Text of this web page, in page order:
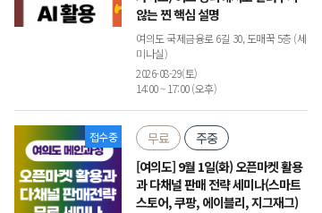
않는 찐 핵심 설명
여의도 국제금융로 6길 30, 도매꾹 5층 (세
미나실)
2026-08-29(토)
14:00 ~ 17:00 (오후)
접수중 무료
주중
[여의도] 9월 1일(화) 오픈마켓 활용
과 다채널 판매 전략 세미나(스마트
스토어, 쿠팡, 에이블리, 지그재그)